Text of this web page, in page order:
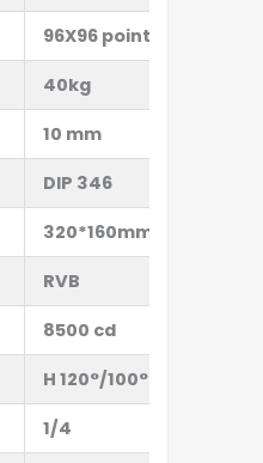
96X96points
40kg
10 mm
DIP 346
320*160mm
RVB
8500 cd
H 120°/100°
1/4